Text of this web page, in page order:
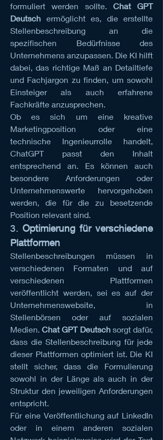
formuliert werden sollte. Chat GPT
Deutsch ermöglicht es, die erstellte
Stellenbeschreibung an die
spezifischen Bedürfnisse des
Unternehmens anzupassen. Die KI hilft
dabei, das richtige Maß an Detailtiefe
und Fachjargon zu finden, um sowohl
Einsteiger als auch erfahrene
Fachkräfte anzusprechen.
Ob es sich um eine kreative
Marketingposition oder eine
technische Ingenieurrolle handelt,
ChatGPT passt den Inhalt
entsprechend an. Es können auch
besondere Anforderungen oder
Unternehmenswerte hervorgehoben
werden, die für die zu besetzende
Position relevant sind.
3. Optimierung für verschiedene
Plattformen
Stellenbeschreibungen müssen in
verschiedenen Formaten und auf
verschiedenen Plattformen
veröffentlicht werden, sei es auf der
Unternehmenswebsite, in
Stellenbörsen oder auf sozialen
Medien. Chat GPT Deutsch sorgt dafür,
dass die Stellenbeschreibung für jede
dieser Plattformen optimiert ist. Die KI
stellt sicher, dass die Formulierung
sowohl in der Länge als auch in der
Struktur den jeweiligen Anforderungen
entspricht.
Für eine Veröffentlichung auf LinkedIn
oder in einem anderen sozialen